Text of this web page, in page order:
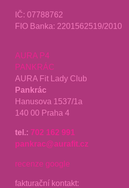
IČ: 07788762
FIO Banka: 2201562519/2010
AURA P4
PANKRÁC
AURA Fit Lady Club
Pankrác
Hanusova 1537/1a
140 00 Praha 4
tel.: 702 162 991
pankrac@aurafit.cz
recenze google
fakturační kontakt: